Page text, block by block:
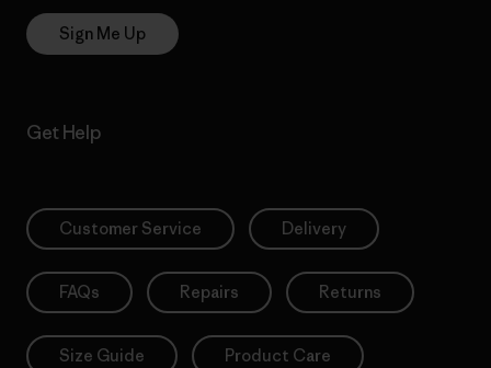
Sign Me Up
Get Help
Customer Service Delivery
FAQs Repairs Returns
Size Guide Product Care